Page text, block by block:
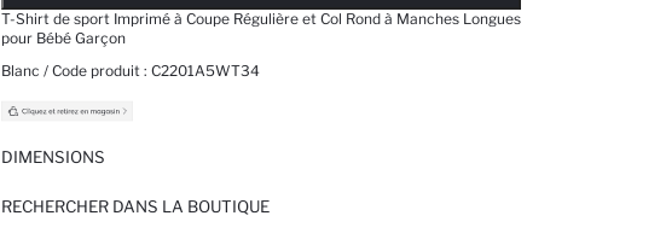
T-Shirt de sport Imprimé à Coupe Régulière et Col Rond à Manches Longues
pour Bébé Garçon
Blanc / Code produit : C2201A5WT34
DIMENSIONS
RECHERCHER DANS LA BOUTIQUE